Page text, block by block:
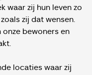
waar zij hun leven zo
zij dat wensen.
onze bewoners en
locaties waar zij